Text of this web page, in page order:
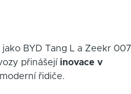
BYD Tang L a Zeekr 007
přinášejí inovace v
řidiče.